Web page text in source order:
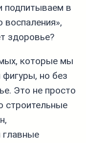
подпитываем в
воспаления»,
здоровье?
которые мы
фигуры, но без
Это не просто
строительные
главные